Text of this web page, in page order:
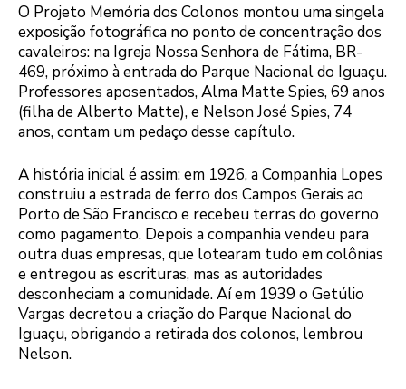
O Projeto Memória dos Colonos montou uma singela
exposição fotográfica no ponto de concentração dos
cavaleiros: na Igreja Nossa Senhora de Fátima, BR-
469, próximo à entrada do Parque Nacional do Iguaçu.
Professores aposentados, Alma Matte Spies, 69 anos
(filha de Alberto Matte), e Nelson José Spies, 74
anos, contam um pedaço desse capítulo.
A história inicial é assim: em 1926, a Companhia Lopes
construiu a estrada de ferro dos Campos Gerais ao
Porto de São Francisco e recebeu terras do governo
como pagamento. Depois a companhia vendeu para
outra duas empresas, que lotearam tudo em colônias
e entregou as escrituras, mas as autoridades
desconheciam a comunidade. Aí em 1939 o Getúlio
Vargas decretou a criação do Parque Nacional do
Iguaçu, obrigando a retirada dos colonos, lembrou
Nelson.